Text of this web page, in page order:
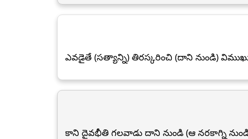
ఎవడైతే (సత్యాన్ని) తిరస్కరించి (దాని నుండి)
కాని దైవభీతి గలవాడు దాని నుండి (ఆ నరకాగ్ని